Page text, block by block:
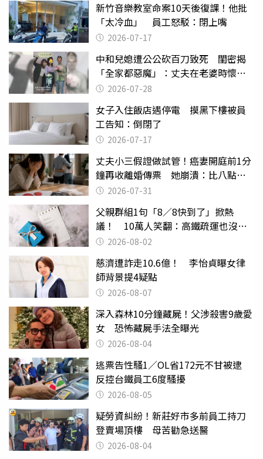
新竹音樂教室命案10天後復課！他批
「太冷血」 員工怒駁：閉上嘴
2026-07-17
中和兒媳遭公公砍百刀致死 閨密揭
「全家都惡魔」：丈夫在老婆時懷孕
摔東西
2026-07-28
女子入住飯店遇停電 摸黑下樓被員
工告知：倒閉了
2026-07-17
丈夫小三假證做試管！癌妻開庭前1分
鐘再收離婚傳票 她崩潰：比八點檔
還扯2026-07-31
父親群組1句「8／8快到了」掀熱
議！ 10萬人笑翻：高鐵疏運也沒列
父親節
2026-08-02
慈濟遭詐走10.6億！ 李怡貞曝女律
師背景提4疑點
2026-08-07
深入森林10分鐘藏屍！父涉殺害9歲愛
女 恐怖藏屍手法全曝光
2026-08-04
逃票告性騷1／OL省172元不甘被逮
反控台鐵員工6度騷擾
2026-08-05
疑勞資糾紛！新莊好市多前員工持刀
登賣場頂樓 母苦勸急送醫
2026-08-04